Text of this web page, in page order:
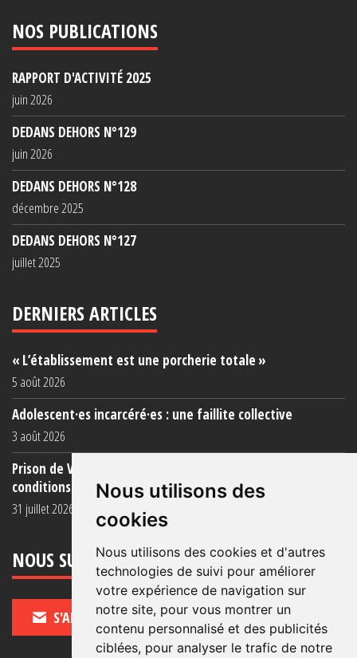
Nous utilisons des
cookies
Nous utilisons des cookies et d'autres
technologies de suivi pour améliorer
votre expérience de navigation sur
notre site, pour vous montrer un
contenu personnalisé et des publicités
ciblées, pour analyser le trafic de notre
NOS PUBLICATIONS
RAPPORT D'ACTIVITÉ 2025
juin 2026
DEDANS DEHORS N°129
juin 2026
DEDANS DEHORS N°128
décembre 2025
DEDANS DEHORS N°127
juillet 2025
DERNIERS ARTICLES
« L’établissement est une porcherie totale »
5 août 2026
Adolescent·es incarcéré·es : une faillite collective
3 août 2026
Prison de Vendin-le-Vieil : témoignage de familles sur les
conditions (...)
31 juillet 2026
NOUS SUIVRE
S'ABONNER